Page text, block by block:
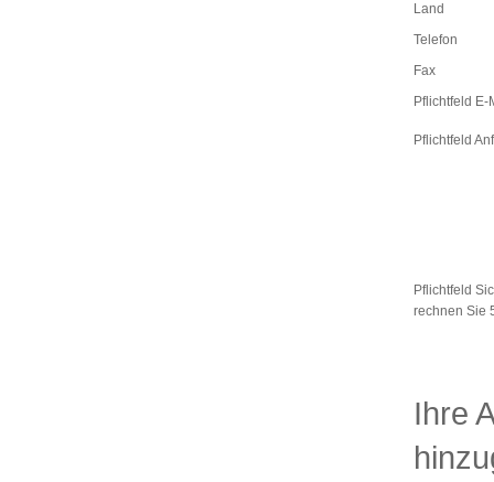
Land
Telefon
Fax
Pflichtfeld E-
Pflichtfeld
Pflichtfeld
rechnen Sie
Ihre